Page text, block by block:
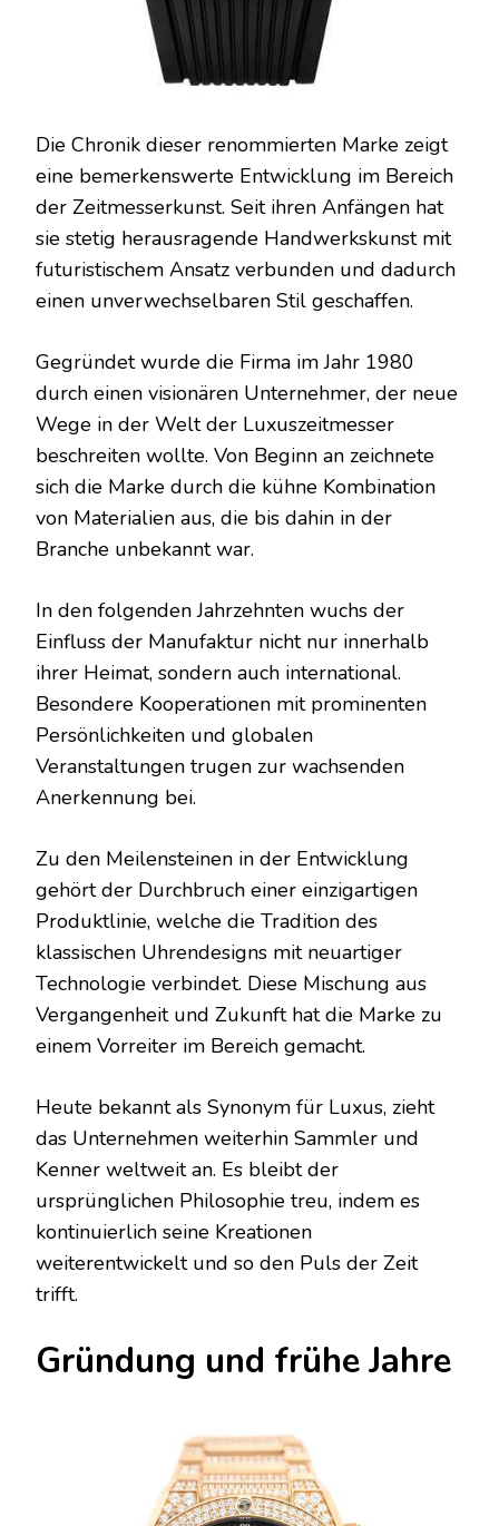
Die Chronik dieser renommierten Marke zeigt
eine bemerkenswerte Entwicklung im Bereich
der Zeitmesserkunst. Seit ihren Anfängen hat
sie stetig herausragende Handwerkskunst mit
futuristischem Ansatz verbunden und dadurch
einen unverwechselbaren Stil geschaffen.
Gegründet wurde die Firma im Jahr 1980
durch einen visionären Unternehmer, der neue
Wege in der Welt der Luxuszeitmesser
beschreiten wollte. Von Beginn an zeichnete
sich die Marke durch die kühne Kombination
von Materialien aus, die bis dahin in der
Branche unbekannt war.
In den folgenden Jahrzehnten wuchs der
Einfluss der Manufaktur nicht nur innerhalb
ihrer Heimat, sondern auch international.
Besondere Kooperationen mit prominenten
Persönlichkeiten und globalen
Veranstaltungen trugen zur wachsenden
Anerkennung bei.
Zu den Meilensteinen in der Entwicklung
gehört der Durchbruch einer einzigartigen
Produktlinie, welche die Tradition des
klassischen Uhrendesigns mit neuartiger
Technologie verbindet. Diese Mischung aus
Vergangenheit und Zukunft hat die Marke zu
einem Vorreiter im Bereich gemacht.
Heute bekannt als Synonym für Luxus, zieht
das Unternehmen weiterhin Sammler und
Kenner weltweit an. Es bleibt der
ursprünglichen Philosophie treu, indem es
kontinuierlich seine Kreationen
weiterentwickelt und so den Puls der Zeit
trifft.
Gründung und frühe Jahre